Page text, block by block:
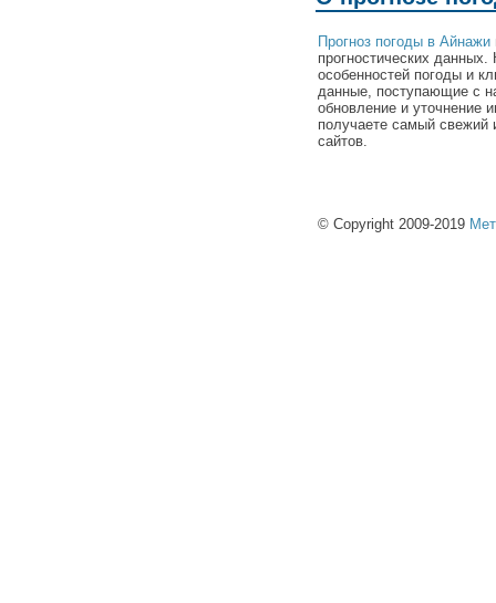
Прогноз погоды в Айнажи
прогностических
особенностей погоды и
данные, поступающие с
обновление и уточнение
получаете самый свежий
сайтов.
© Copyright 2009-2019